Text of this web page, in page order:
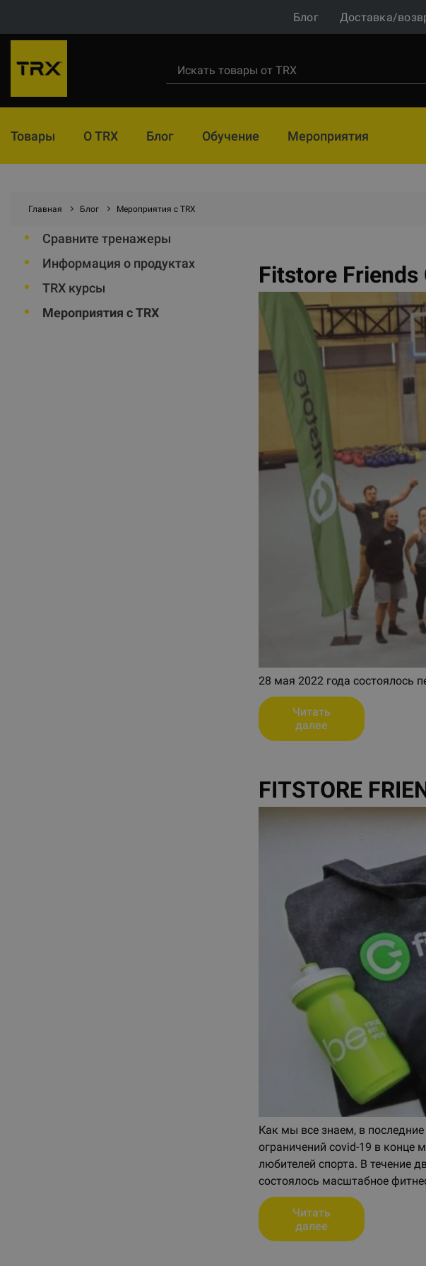
Блог Доставка/
Товары О TRX Блог Обучение Мероприятия
Главная Блог Мероприятия с TRX
Сравните тренажеры
Информация о продуктах
TRX курсы
Мероприятия с TRX
Fitstore Friends
28 мая 2022 года состоялось
Читать
далее
FITSTORE
Как мы все знаем, в
ограничений covid-19 в конце
любителей спорта. В течение
состоялось масштабное
Читать
далее